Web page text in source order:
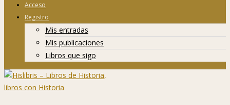
Acceso
Registro
Mis entradas
Mis publicaciones
Libros que sigo